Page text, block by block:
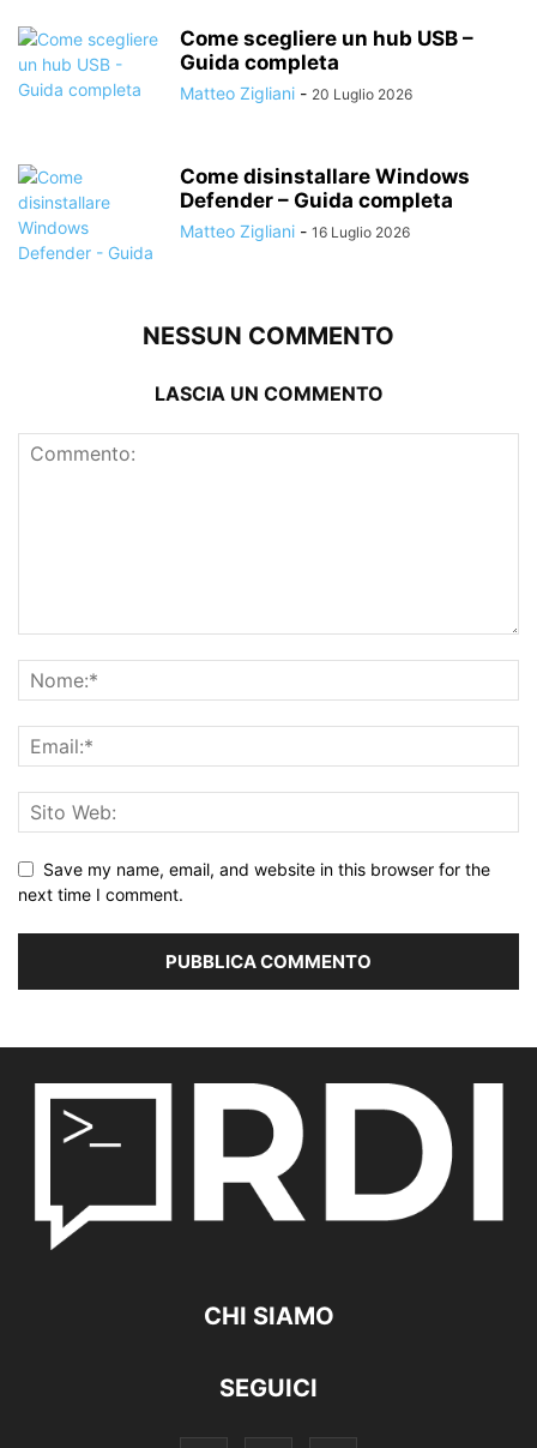
Come scegliere un hub USB –
Guida completa
Matteo Zigliani - 20 Luglio 2026
Come disinstallare Windows
Defender – Guida completa
Matteo Zigliani - 16 Luglio 2026
NESSUN COMMENTO
LASCIA UN COMMENTO
Save my name, email, and website in this browser for the
next time I comment.
CHI SIAMO
SEGUICI